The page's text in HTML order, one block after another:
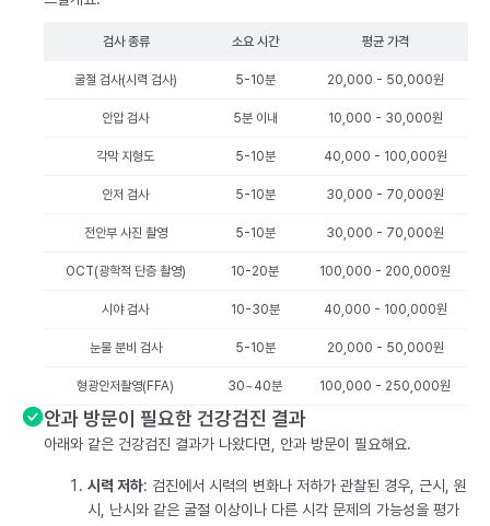
검사 종류 소요 시간 평균 가격
굴절 검사(시력 검사) 5-10분 20,000 - 50,000원
안압 검사 5분 이내 10,000 - 30,000원
각막 지형도 5-10분 40,000 - 100,000원
안저 검사 5-10분 30,000 - 70,000원
전안부 사진 촬영 5-10분 30,000 - 70,000원
OCT(광학적 단층 촬영) 10-20분 100,000 - 200,000원
시야 검사 10-30분 40,000 - 100,000원
눈물 분비 검사 5-10분 20,000 - 50,000원
형광안저촬영(FFA) 30~40분 100,000 - 250,000원
안과 방문이 필요한 건강검진 결과
아래와 같은 건강검진 결과가 나왔다면, 안과 방문이 필요해요.
시력 저하: 검진에서 시력의 변화나 저하가 관찰된 경우, 근시, 원
시, 난시와 같은 굴절 이상이나 다른 시각 문제의 가능성을 평가